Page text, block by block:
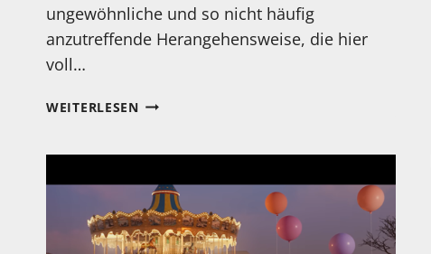
ungewöhnliche und so nicht häufig
anzutreffende Herangehensweise, die hier
voll…
WEITERLESENMEIN
DAEUN
SONG
DREAM
LIFE